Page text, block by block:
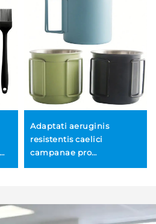
Adaptati aeruginis
resistentis caelici
campanae pro
canthari, BBQ frigidae
potus canthari, portabiles